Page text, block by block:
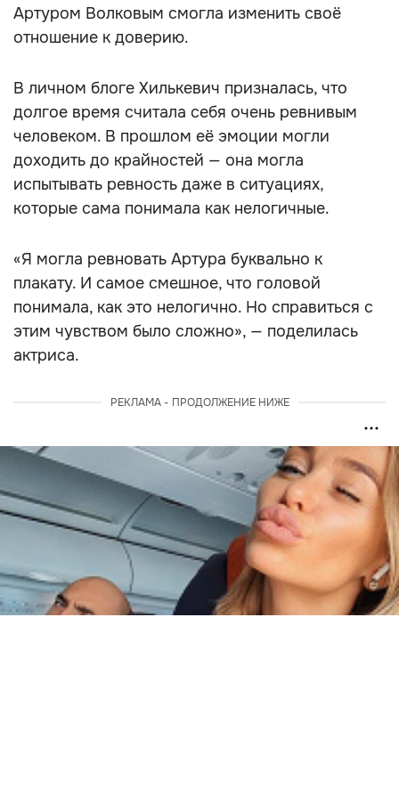
Артуром Волковым смогла изменить своё
отношение к доверию.
В личном блоге Хилькевич призналась, что
долгое время считала себя очень ревнивым
человеком. В прошлом её эмоции могли
доходить до крайностей — она могла
испытывать ревность даже в ситуациях,
которые сама понимала как нелогичные.
«Я могла ревновать Артура буквально к
плакату. И самое смешное, что головой
понимала, как это нелогично. Но справиться с
этим чувством было сложно», — поделилась
актриса.
РЕКЛАМА - ПРОДОЛЖЕНИЕ НИЖЕ